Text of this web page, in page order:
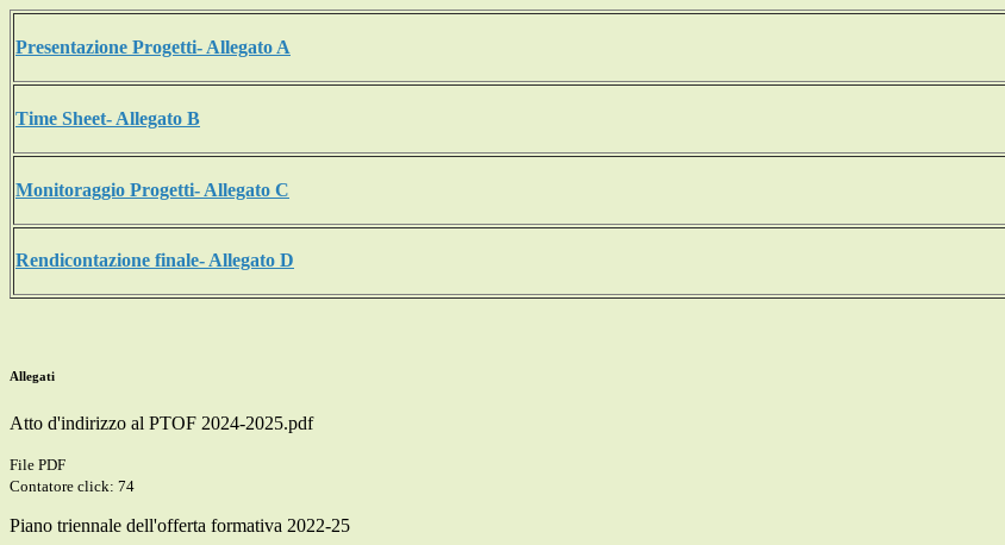
Presentazione Progetti- Allegato A
Time Sheet- Allegato B
Monitoraggio Progetti- Allegato C
Rendicontazione finale- Allegato D
Allegati
Atto d'indirizzo al PTOF 2024-2025.pdf
File PDF
Contatore click: 74
Piano triennale dell'offerta formativa 2022-25